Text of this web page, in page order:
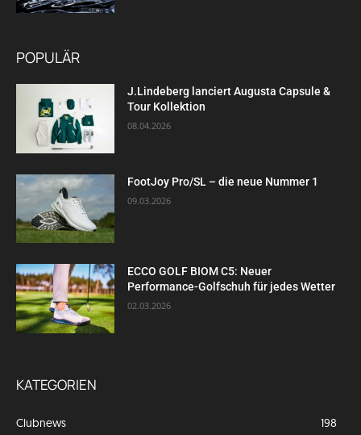
POPULÄR
J.Lindeberg lanciert Augusta Capsule &
Tour Kollektion
08.04.2026
FootJoy Pro/SL – die neue Nummer 1
09.03.2026
ECCO GOLF BIOM C5: Neuer
Performance-Golfschuh für jedes Wetter
02.03.2026
KATEGORIEN
Clubnews
198